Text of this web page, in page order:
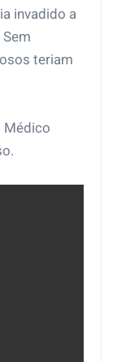
invadido a
teriam
Médico